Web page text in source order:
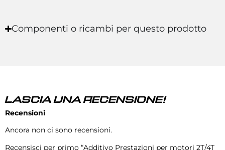
Componenti o ricambi per questo prodotto
LASCIA UNA RECENSIONE!
Recensioni
Ancora non ci sono recensioni.
Recensisci per primo “Additivo Prestazioni per motori 2T/4T